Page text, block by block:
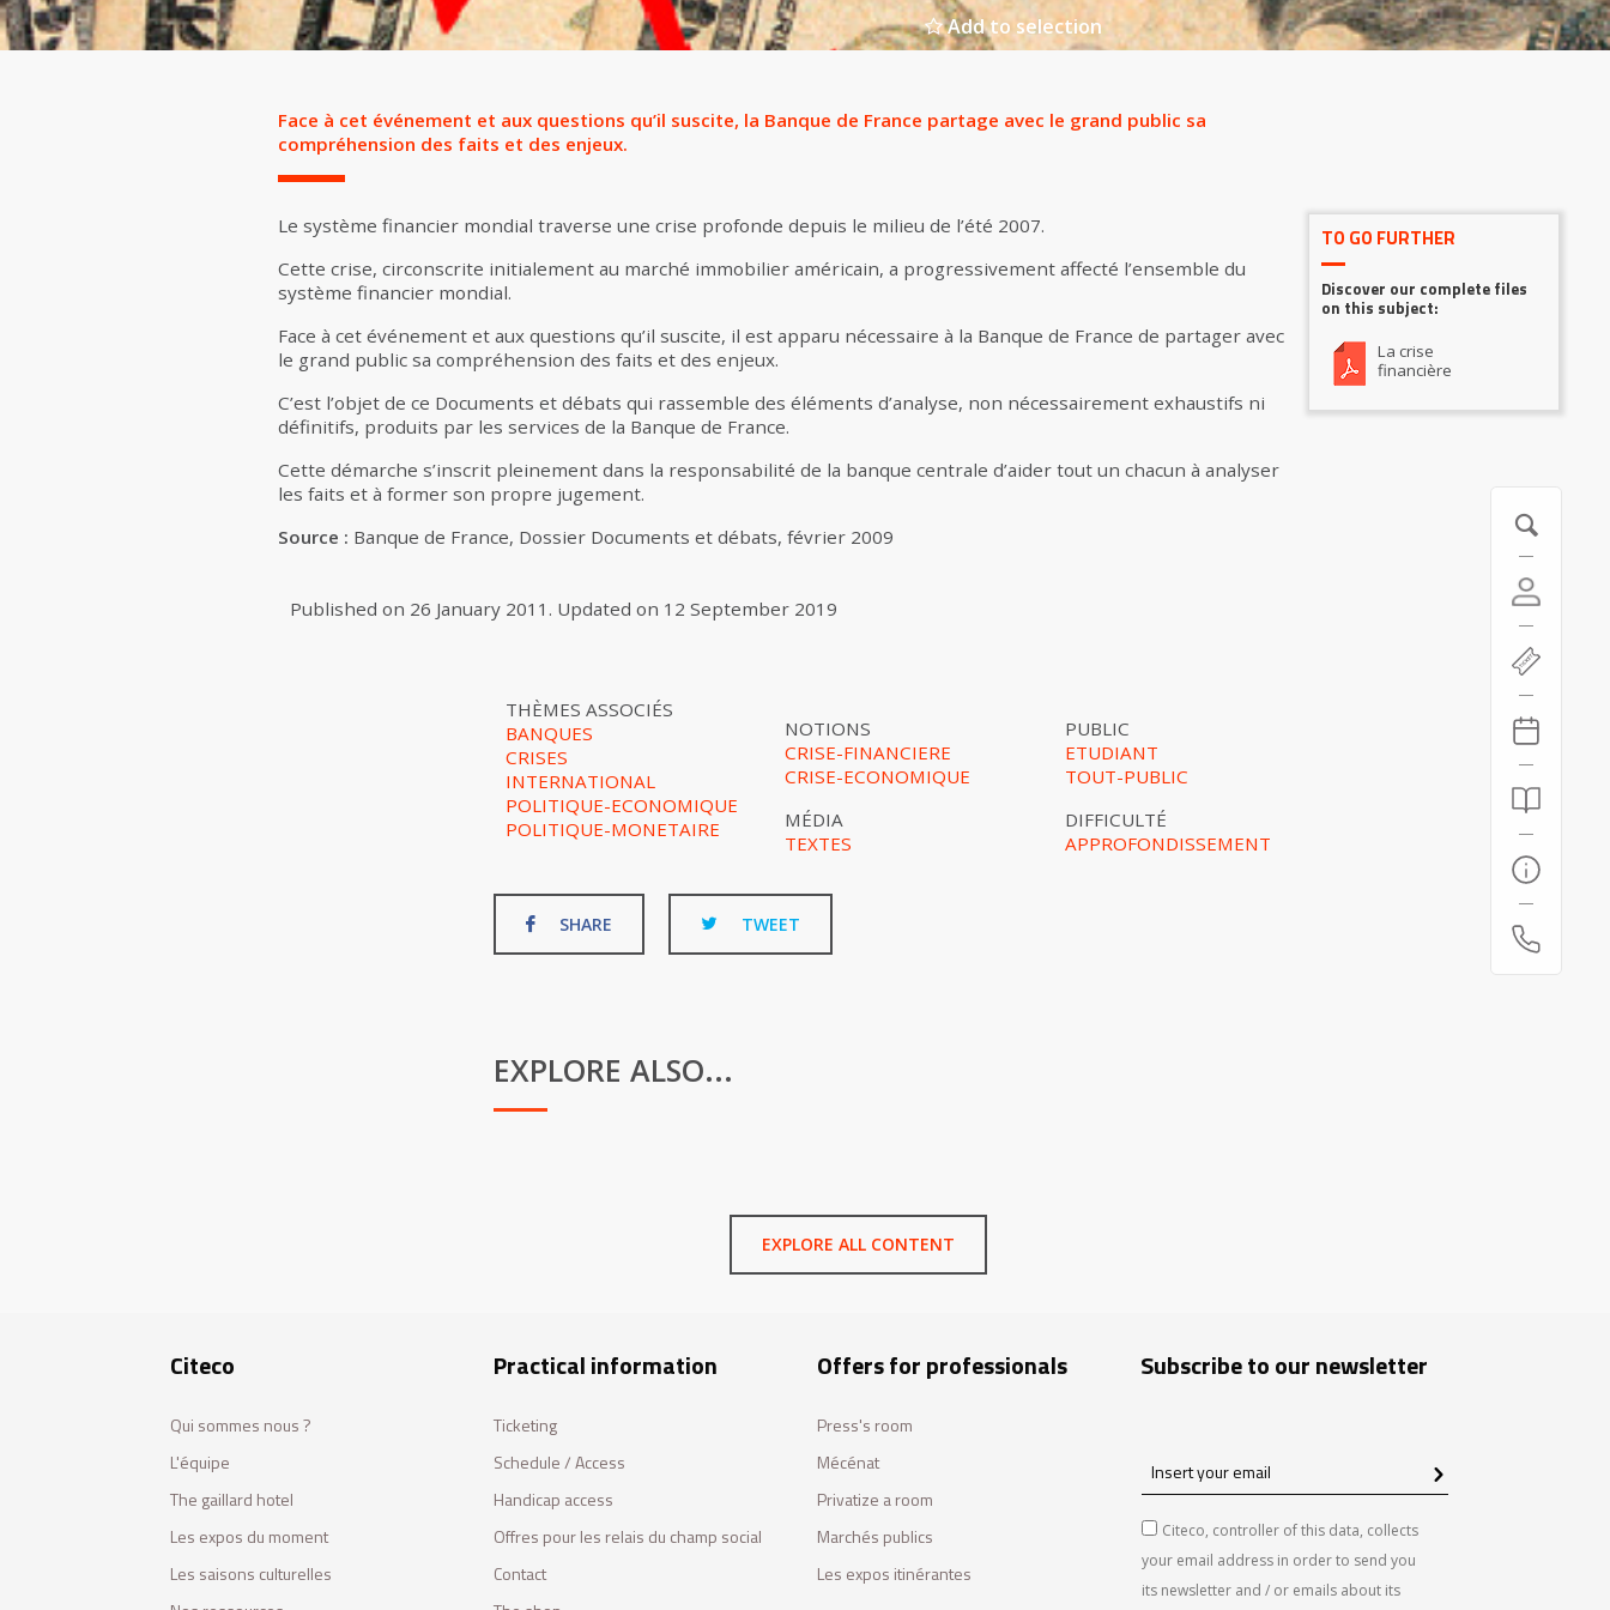
Add to selection
Face à cet événement et aux questions qu’il suscite, la Banque de France partage avec le grand public sa
compréhension des faits et des enjeux.
Le système financier mondial traverse une crise profonde depuis le milieu de l’été 2007.
Cette crise, circonscrite initialement au marché immobilier américain, a progressivement affecté l’ensemble du
système financier mondial.
Face à cet événement et aux questions qu’il suscite, il est apparu nécessaire à la Banque de France de partager avec
le grand public sa compréhension des faits et des enjeux.
C’est l’objet de ce Documents et débats qui rassemble des éléments d’analyse, non nécessairement exhaustifs ni
définitifs, produits par les services de la Banque de France.
Cette démarche s’inscrit pleinement dans la responsabilité de la banque centrale d’aider tout un chacun à analyser
les faits et à former son propre jugement.
Source : Banque de France, Dossier Documents et débats, février 2009
Published on 26 January 2011 . Updated on 12 September 2019
TO GO FURTHER
Discover our complete files
on this subject:
La crise
financière
THÈMES ASSOCIÉS
BANQUES
CRISES
INTERNATIONAL
POLITIQUE-ECONOMIQUE
POLITIQUE-MONETAIRE
NOTIONS
CRISE-FINANCIERE
CRISE-ECONOMIQUE
PUBLIC
ETUDIANT
TOUT-PUBLIC
MÉDIA
TEXTES
DIFFICULTÉ
APPROFONDISSEMENT
SHARE TWEET
EXPLORE ALSO...
EXPLORE ALL CONTENT
Citeco
Qui sommes nous ?
L'équipe
The gaillard hotel
Les expos du moment
Les saisons culturelles
Practical information
Ticketing
Schedule / Access
Handicap access
Offres pour les relais du champ social
Contact
Offers for professionals
Press's room
Mécénat
Privatize a room
Marchés publics
Les expos itinérantes
Subscribe to our newsletter
Insert
your
emailCiteco, controller of this data, collects
your email address in order to send you
its newsletter and / or emails about its